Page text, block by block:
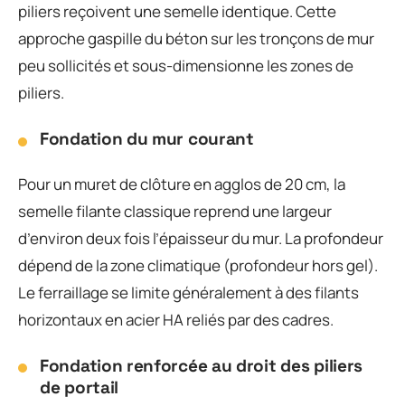
piliers reçoivent une semelle identique. Cette
approche gaspille du béton sur les tronçons de mur
peu sollicités et sous-dimensionne les zones de
piliers.
Fondation du mur courant
Pour un muret de clôture en agglos de 20 cm, la
semelle filante classique reprend une largeur
d’environ deux fois l’épaisseur du mur. La profondeur
dépend de la zone climatique (profondeur hors gel).
Le ferraillage se limite généralement à des filants
horizontaux en acier HA reliés par des cadres.
Fondation renforcée au droit des piliers
de portail